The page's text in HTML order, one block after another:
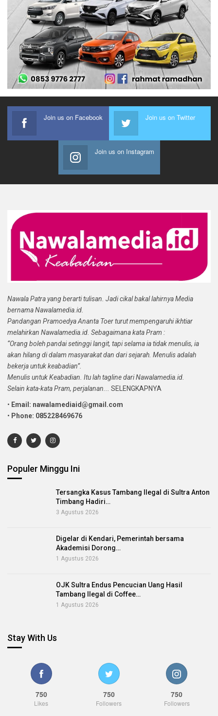
Join us on Facebook Join us on Twitter
Join us on Instagram
Nawala Patra yang berarti tulisan. Jadi cikal bakal lahirnya Media
bernama Nawalamedia.id.
Pandangan Pramoedya Ananta Toer turut mempengaruhi ikhtiar
melahirkan Nawalamedia.id. Sebagaimana kata Pram :
“Orang boleh pandai setinggi langit, tapi selama ia tidak menulis, ia
akan hilang di dalam masyarakat dan dari sejarah. Menulis adalah
bekerja untuk keabadian”.
Menulis untuk Keabadian. Itu lah tagline dari Nawalamedia.id.
Selain kata-kata Pram, perjalanan...
SELENGKAPNYA
• Email: nawalamediaid@gmail.com
• Phone: 085228469676
Populer Minggu Ini
Tersangka Kasus Tambang Ilegal di Sultra Anton
Timbang Hadiri…
3 Agustus 2026
Digelar di Kendari, Pemerintah bersama
Akademisi Dorong…
1 Agustus 2026
OJK Sultra Endus Pencucian Uang Hasil
Tambang Ilegal di Coffee…
1 Agustus 2026
Stay With Us
750
Likes
750
Followers
750
Followers